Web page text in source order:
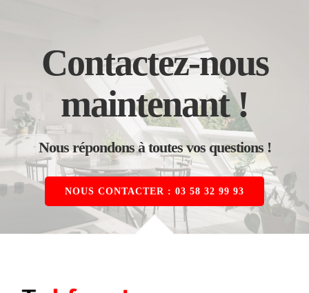
Contactez-nous
maintenant !
Nous répondons à toutes vos questions !
NOUS CONTACTER : 03 58 32 99 93